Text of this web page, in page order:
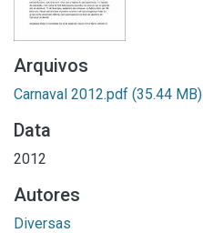
Arquivos
Carnaval 2012.pdf (35.44 MB)
Data
2012
Autores
Diversas